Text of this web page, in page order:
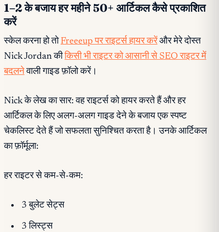
1–2 के बजाय हर महीने 50+ आर्टिकल कैसे प्रकाशित
करें
स्केल करना हो तो Freeeup पर राइटर्स हायर करेंऔर मेरे दोस्त
Nick Jordan कीकिसी भी राइटर को आसानी से SEO राइटर में
बदलनेवाली गाइड फ़ॉलो करें।
Nick के लेख का सार: वह राइटर्स को हायर करते हैं और हर
आर्टिकल के लिए अलग-अलग गाइड देने के बजाय एक स्पष्ट
चेकलिस्ट देते हैं जो सफलता सुनिश्चित करता है। उनके आर्टिकल
का फ़ॉर्मूला:
हर राइटर से कम-से-कम:
3 बुलेट सेट्स
3 लिस्ट्स